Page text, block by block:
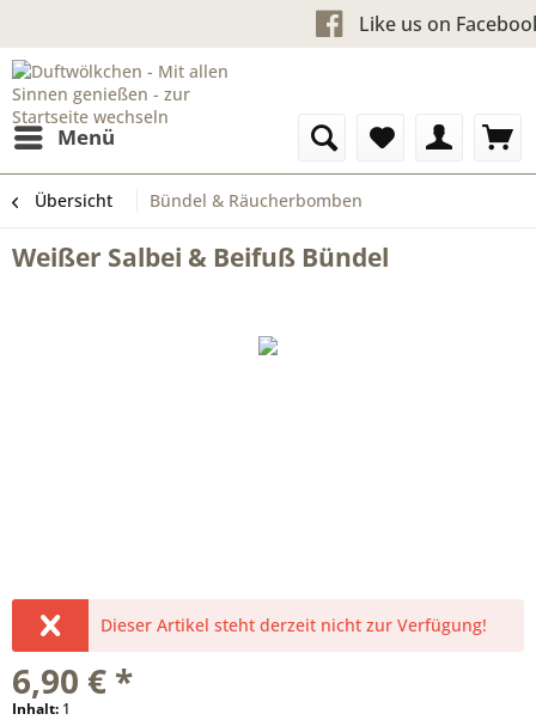
Kostenloser Versand ab 60
Like us
Menü
Übersicht Bündel & Räucherbomben
Weißer Salbei & Beifuß Bündel
Dieser Artikel steht derzeit nicht zur Verfügung!
6,90 € *
Inhalt: 1